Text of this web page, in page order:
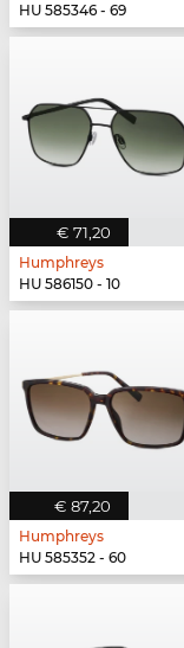
HU 585346 - 69
€ 71,20
Humphreys
HU 586150 - 10
€ 87,20
Humphreys
HU 585352 - 60